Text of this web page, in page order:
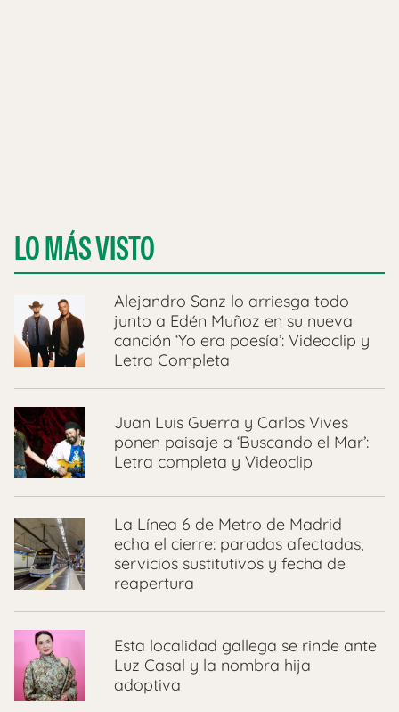
LO MÁS VISTO
Alejandro Sanz lo arriesga todo
junto a Edén Muñoz en su nueva
canción ‘Yo era poesía’: Videoclip y
Letra Completa
Juan Luis Guerra y Carlos Vives
ponen paisaje a ‘Buscando el Mar’:
Letra completa y Videoclip
La Línea 6 de Metro de Madrid
echa el cierre: paradas afectadas,
servicios sustitutivos y fecha de
reapertura
Esta localidad gallega se rinde ante
Luz Casal y la nombra hija
adoptiva